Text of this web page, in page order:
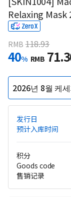
Relaxing Mask
RMB 118.93
40% RMB
2026년 8월 케
发行日
预计入库时间
积分
Goods code
售销记录